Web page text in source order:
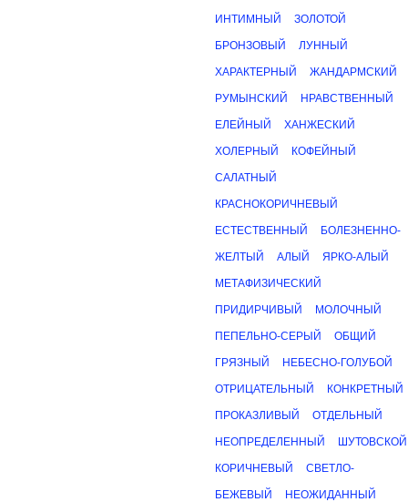
ИНТИМНЫЙ ЗОЛОТОЙ
БРОНЗОВЫЙ ЛУННЫЙ
ХАРАКТЕРНЫЙ ЖАНДАРМСКИЙ
РУМЫНСКИЙ НРАВСТВЕННЫЙ
ЕЛЕЙНЫЙ ХАНЖЕСКИЙ
ХОЛЕРНЫЙ КОФЕЙНЫЙ
САЛАТНЫЙ
КРАСНОКОРИЧНЕВЫЙ
ЕСТЕСТВЕННЫЙ БОЛЕЗНЕННО-
ЖЕЛТЫЙ АЛЫЙ ЯРКО-АЛЫЙ
МЕТАФИЗИЧЕСКИЙ
ПРИДИРЧИВЫЙ МОЛОЧНЫЙ
ПЕПЕЛЬНО-СЕРЫЙ ОБЩИЙ
ГРЯЗНЫЙ НЕБЕСНО-ГОЛУБОЙ
ОТРИЦАТЕЛЬНЫЙ КОНКРЕТНЫЙ
ПРОКАЗЛИВЫЙ ОТДЕЛЬНЫЙ
НЕОПРЕДЕЛЕННЫЙ ШУТОВСКОЙ
КОРИЧНЕВЫЙ СВЕТЛО-
БЕЖЕВЫЙ НЕОЖИДАННЫЙ